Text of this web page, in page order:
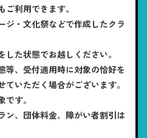
利用できます。
・文化祭などで作成したクラ
た状態でお越しください。
等、受付適用時に対象の恰好を
いただく場合がございます。
す。
、団体料金、障がい者割引は